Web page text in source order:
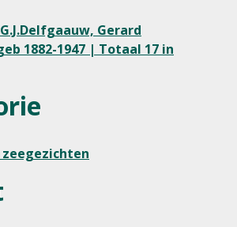
Gerard
1882-1947 | Totaal 17 in